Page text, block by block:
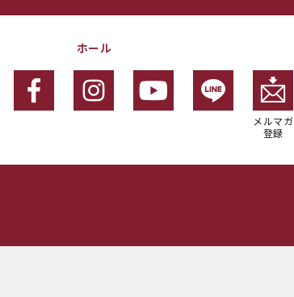
ホール
メルマガ
登録